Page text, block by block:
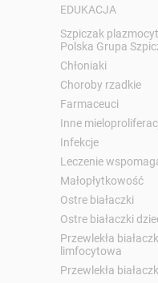
EDUKACJA
Szpiczak
Polska Grupa
Chłoniaki
Choroby rzadkie
Farmaceuci
Inne
Infekcje
Leczenie
Małopłytkowość
Ostre białaczki
Ostre białaczki
Przewlekła
limfocytowa
Przewlekła